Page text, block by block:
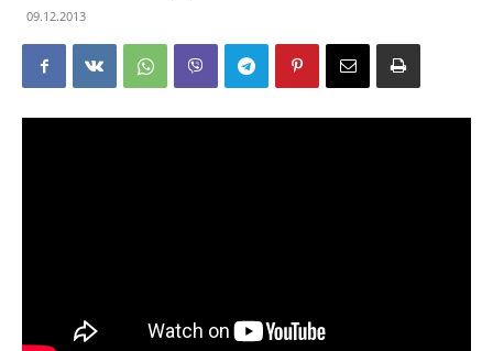
09.12.2013